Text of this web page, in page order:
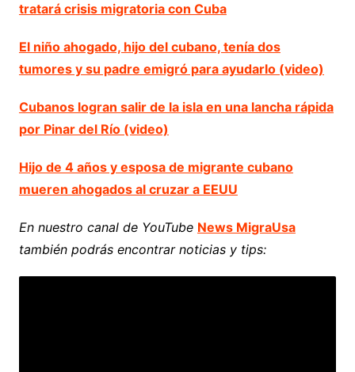
tratará crisis migratoria con Cuba
El niño ahogado, hijo del cubano, tenía dos
tumores y su padre emigró para ayudarlo (video)
Cubanos logran salir de la isla en una lancha rápida
por Pinar del Río (video)
Hijo de 4 años y esposa de migrante cubano
mueren ahogados al cruzar a EEUU
En nuestro canal de YouTube News MigraUsa
también podrás encontrar noticias y tips: